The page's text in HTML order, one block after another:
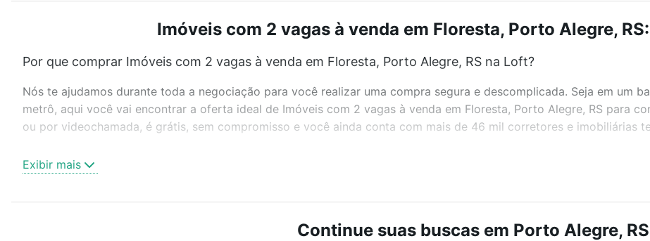
Imóveis com 2 vagas à venda em Floresta, Porto Alegre,
Por que comprar Imóveis com 2 vagas à venda em Floresta, Porto Alegre, RS na Loft?
Nós te ajudamos durante toda a negociação para você realizar uma compra segura e descomplicada. Seja em um
metrô, aqui você vai encontrar a oferta ideal de Imóveis com 2 vagas à venda em Floresta, Porto Alegre, RS para
ou por videochamada, é grátis, sem compromisso e você ainda conta com mais de 46 mil corretores e imobiliárias
ou sem vaga de garagem para combinar perfeitamente com o preço, metragem e comodidades, como piscina,
Imóveis com 2 vagas à venda em Floresta, Porto Alegre, RS ideal para você na Loft.
Exibir mais
Continue suas buscas em Porto Alegre, RS